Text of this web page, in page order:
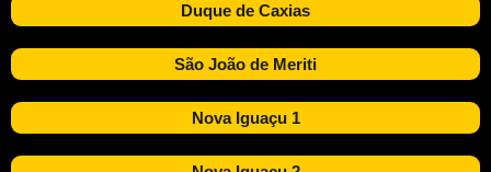
Duque de Caxias
São João de Meriti
Nova Iguaçu 1